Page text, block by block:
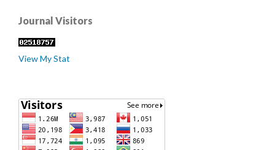
Journal Visitors
View My Stat